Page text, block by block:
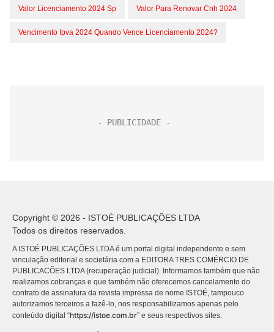
Valor Licenciamento 2024 Sp Valor Para Renovar Cnh 2024
Vencimento Ipva 2024 Quando Vence Licenciamento 2024?
Copyright © 2026 - ISTOÉ PUBLICAÇÕES LTDA
Todos os direitos reservados.
A ISTOÉ PUBLICAÇÕES LTDA é um portal digital independente e sem
vinculação editorial e societária com a EDITORA TRES COMÉRCIO DE
PUBLICACÕES LTDA (recuperação judicial). Informamos também que não
realizamos cobranças e que também não oferecemos cancelamento do
contrato de assinatura da revista impressa de nome ISTOÉ, tampouco
autorizamos terceiros a fazê-lo, nos responsabilizamos apenas pelo
conteúdo digital “https://istoe.com.br” e seus respectivos sites.